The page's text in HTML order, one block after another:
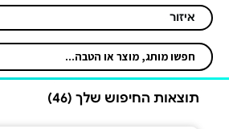
איזור
תוצאות החיפוש שלך (46)